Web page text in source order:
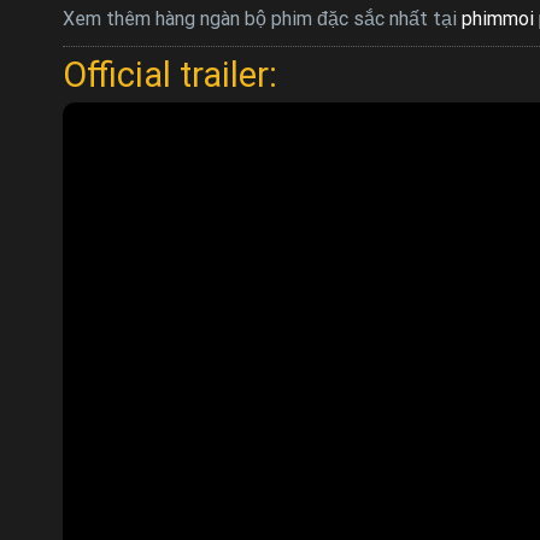
Xem thêm hàng ngàn bộ phim đặc sắc nhất tại phimmoi
Official trailer: